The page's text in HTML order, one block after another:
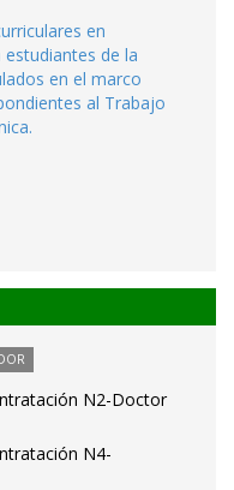
en
de la
en el marco
al Trabajo
N2-Doctor
N4-